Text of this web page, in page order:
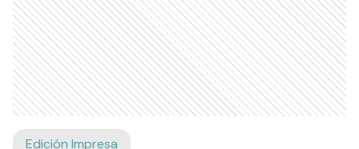
Edición Impresa